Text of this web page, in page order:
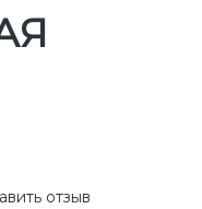
отзыв